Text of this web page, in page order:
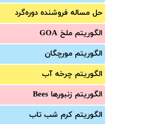
حل مساله فروشنده دوره‌گرد
الگوریتم ملخ GOA
الگوریتم مورچگان
الگوریتم چرخه آب
الگوریتم زنبورها Bees
الگوریتم کرم شب تاب